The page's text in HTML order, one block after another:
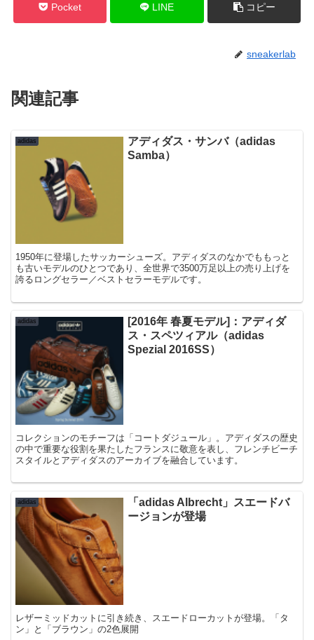
Pocket LINE コピー
sneakerlab
関連記事
adidas
アディダス・サンバ（adidas
Samba）
1950年に登場したサッカーシューズ。アディダスのなかでももっと
も古いモデルのひとつであり、全世界で3500万足以上の売り上げを
誇るロングセラー／ベストセラーモデルです。
adidas
[2016年 春夏モデル]：アディダ
ス・スペツィアル（adidas
Spezial 2016SS）
コレクションのモチーフは「コートダジュール」。アディダスの歴史
の中で重要な役割を果たしたフランスに敬意を表し、フレンチビーチ
スタイルとアディダスのアーカイブを融合しています。
adidas
「adidas Albrecht」スエードバ
ージョンが登場
レザーミッドカットに引き続き、スエードローカットが登場。「タ
ン」と「ブラウン」の2色展開